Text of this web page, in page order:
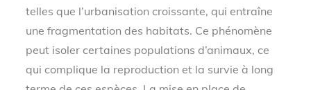
telles que l’urbanisation croissante, qui entraîne
une fragmentation des habitats. Ce phénomène
peut isoler certaines populations d’animaux, ce
qui complique la reproduction et la survie à long